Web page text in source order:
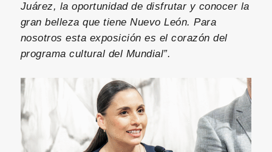
Juárez, la oportunidad de disfrutar y conocer la
gran belleza que tiene Nuevo León. Para
nosotros esta exposición es el corazón del
programa cultural del Mundial”.